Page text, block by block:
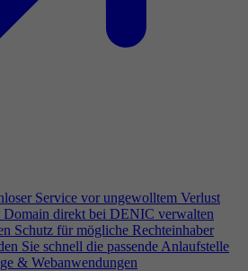
Service vor ungewolltem Verlust
Domain direkt bei DENIC verwalten
Schutz für mögliche Rechteinhaber
Sie schnell die passende Anlaufstelle
& Webanwendungen